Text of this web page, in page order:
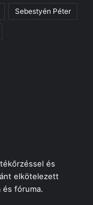
Sebestyén Péter
és
elkötelezett
és fóruma.